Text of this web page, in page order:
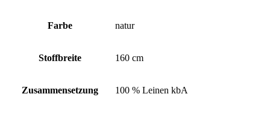
Farbe natur
Stoffbreite 160 cm
Zusammensetzung 100 % Leinen kbA